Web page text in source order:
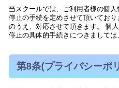
当スクールでは、ご利用者様の個
停止の手続を定めさせて頂いてお
のうえ、対応させて頂きます。 個
停止の具体的手続きにつきましては
第8条(プライバシーポ